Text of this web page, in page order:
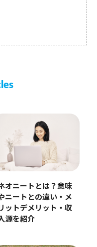
オニートとは？意味
ニートとの違い・メ
ットデメリット・収
源を紹介